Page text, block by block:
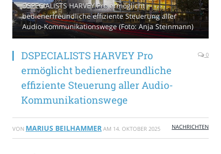
DSPECIALISTS HARVEY Pro ermöglicht
bedienerfreundliche effiziente Steuerung aller
Audio-Kommunikationswege (Foto: Anja Steinmann)
DSPECIALISTS HARVEY Pro
ermöglicht bedienerfreundliche
effiziente Steuerung aller Audio-
Kommunikationswege
0
VON MARIUS BEILHAMMER AM 14. OKTOBER 2025 NACHRICHTEN